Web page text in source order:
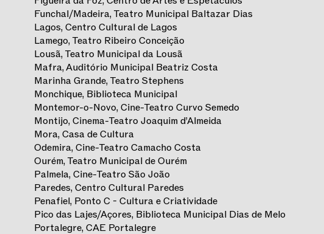
Funchal/Madeira, Teatro Municipal Baltazar Dias
Lagos, Centro Cultural de Lagos
Lamego, Teatro Ribeiro Conceição
Lousã, Teatro Municipal da Lousã
Mafra, Auditório Municipal Beatriz Costa
Marinha Grande, Teatro Stephens
Monchique, Biblioteca Municipal
Montemor-o-Novo, Cine-Teatro Curvo Semedo
Montijo, Cinema-Teatro Joaquim d’Almeida
Mora, Casa de Cultura
Odemira, Cine-Teatro Camacho Costa
Ourém, Teatro Municipal de Ourém
Palmela, Cine-Teatro São João
Paredes, Centro Cultural Paredes
Penafiel, Ponto C - Cultura e Criatividade
Pico das Lajes/Açores, Biblioteca Municipal Dias de Melo
Portalegre, CAE Portalegre